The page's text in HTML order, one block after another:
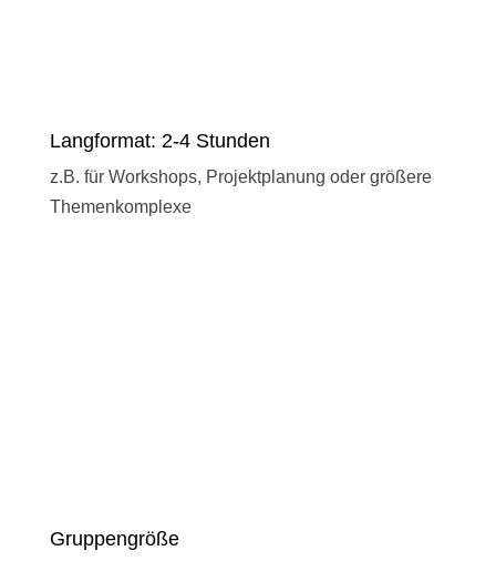
Langformat: 2-4 Stunden
z.B. für Workshops, Projektplanung oder größere
Themenkomplexe
Gruppengröße